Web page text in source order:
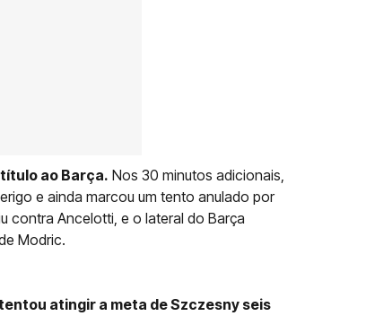
ao Barça. Nos 30 minutos adicionais,
e ainda marcou um tento anulado por
contra Ancelotti, e o lateral do Barça
Modric.
atingir a meta de Szczesny seis